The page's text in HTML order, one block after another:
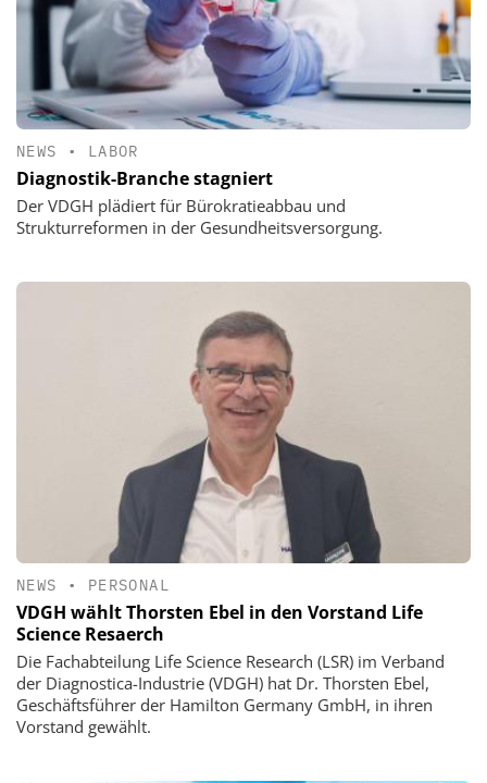
NEWS • LABOR
Diagnostik-Branche stagniert
Der VDGH plädiert für Bürokratieabbau und
Strukturreformen in der Gesundheitsversorgung.
NEWS • PERSONAL
VDGH wählt Thorsten Ebel in den Vorstand Life
Science Resaerch
Die Fachabteilung Life Science Research (LSR) im Verband
der Diagnostica-Industrie (VDGH) hat Dr. Thorsten Ebel,
Geschäftsführer der Hamilton Germany GmbH, in ihren
Vorstand gewählt.